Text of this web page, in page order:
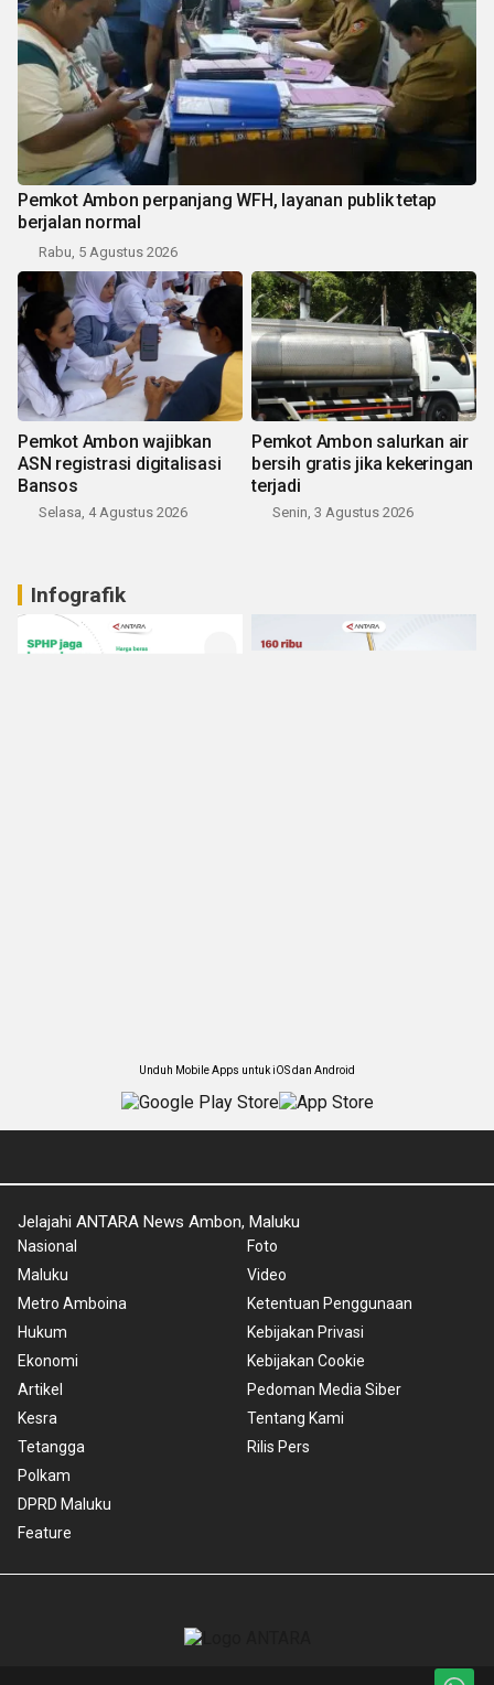
Pemkot Ambon perpanjang WFH, layanan publik tetap
berjalan normal
Rabu, 5 Agustus 2026
Pemkot Ambon wajibkan
ASN registrasi digitalisasi
Bansos
Selasa, 4 Agustus 2026
Pemkot Ambon salurkan air
bersih gratis jika kekeringan
terjadi
Senin, 3 Agustus 2026
Infografik
Unduh Mobile Apps untuk iOS dan Android
Jelajahi ANTARA News Ambon, Maluku
Nasional
Maluku
Metro Amboina
Hukum
Ekonomi
Artikel
Kesra
Tetangga
Polkam
DPRD Maluku
Feature
Foto
Video
Ketentuan Penggunaan
Kebijakan Privasi
Kebijakan Cookie
Pedoman Media Siber
Tentang Kami
Rilis Pers